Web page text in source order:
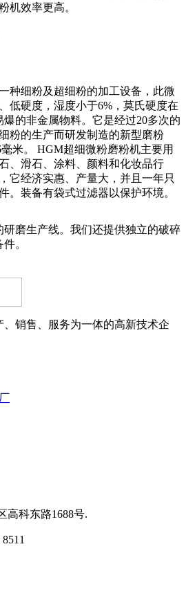
机效率更高。
种细粉及超细粉的加工设备，此微
低硬度，湿度小于6%，莫氏硬度在
的非金属物料。它是经过20多次的
粉的生产而研发制造的新型磨粉
米。 HGM超细微粉磨粉机主要用
、滑石、涂料、颜料和化妆品行
它经济实惠、产量大，并且一年只
。装备有袋式过滤器以保护环境。
磨生产线。我们还提供独立的破碎
。
销售、服务为一体的高新技术企
高科东路1688号.